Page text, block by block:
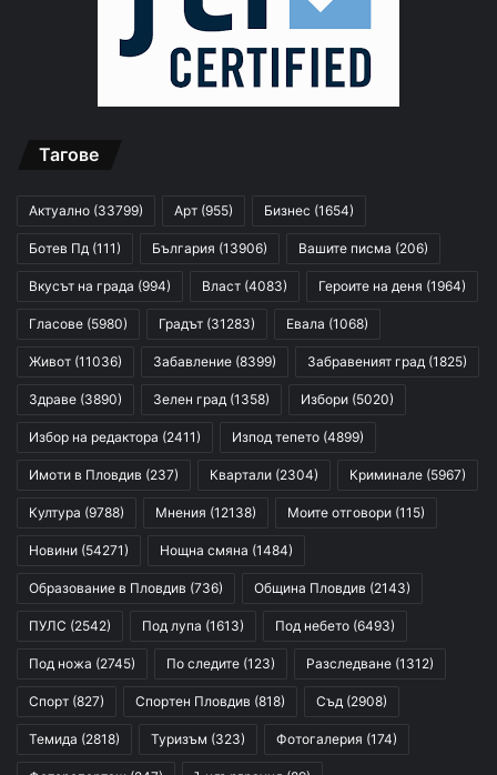
Тагове
Актуално (33799) Арт (955) Бизнес (1654)
Ботев Пд (111) България (13906) Вашите писма (206)
Вкусът на града (994) Власт (4083) Героите на деня (1964)
Гласове (5980) Градът (31283) Евала (1068)
Живот (11036) Забавление (8399) Забравеният град (1825)
Здраве (3890) Зелен град (1358) Избори (5020)
Избор на редактора (2411) Изпод тепето (4899)
Имоти в Пловдив (237) Квартали (2304) Криминале (5967)
Култура (9788) Мнения (12138) Моите отговори (115)
Новини (54271) Нощна смяна (1484)
Образование в Пловдив (736) Община Пловдив (2143)
ПУЛС (2542) Под лупа (1613) Под небето (6493)
Под ножа (2745) По следите (123) Разследване (1312)
Спорт (827) Спортен Пловдив (818) Съд (2908)
Темида (2818) Туризъм (323) Фотогалерия (174)